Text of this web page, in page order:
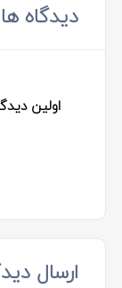
دیدگاه ها
اولین
ارسال